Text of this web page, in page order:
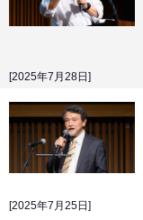
[2025年7月28日]
[2025年7月25日]